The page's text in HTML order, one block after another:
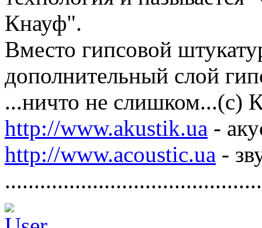
Кнауф".
Вместо гипсовой
дополнительный слой
...ничто не слишком...(с)
http://www.akustik.ua -
http://www.acoustic.ua -
............................................